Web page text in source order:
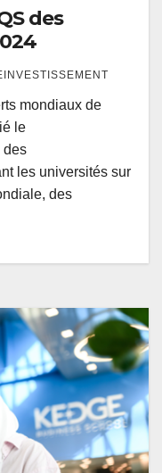
des
mondiaux de
le
des
les universités sur
des